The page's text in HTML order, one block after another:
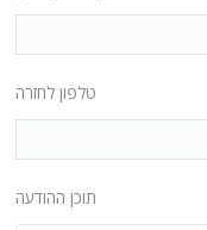
טלפון לחזרה
תוכן ההודעה